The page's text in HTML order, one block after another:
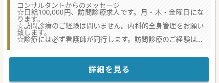
コンサルタントからのメッセージ
☆日給100,000円、訪問診療求人です。月・木・金曜日にな
ります。
☆訪問診療のご経験は問いません。内科的全身管理をお願い
致します。
☆診療には必ず看護師が同行します。訪問診療のご経験は問
いません。
ください！
詳細を見る